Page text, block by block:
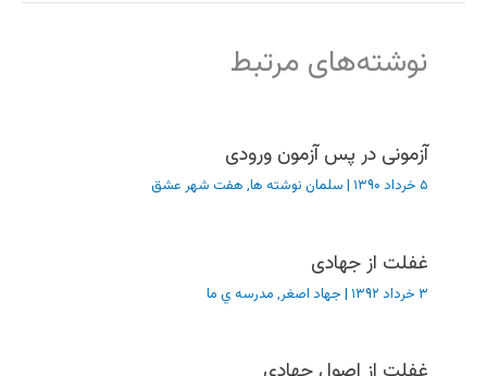
نوشته‌های مرتبط
آزمونی در پس آزمون ورودی
۵ خرداد ۱۳۹۰ | سلمان نوشته ها, هفت شهر عشق
غفلت از جهادی
۳ خرداد ۱۳۹۲ | جهاد اصغر, مدرسه ي ما